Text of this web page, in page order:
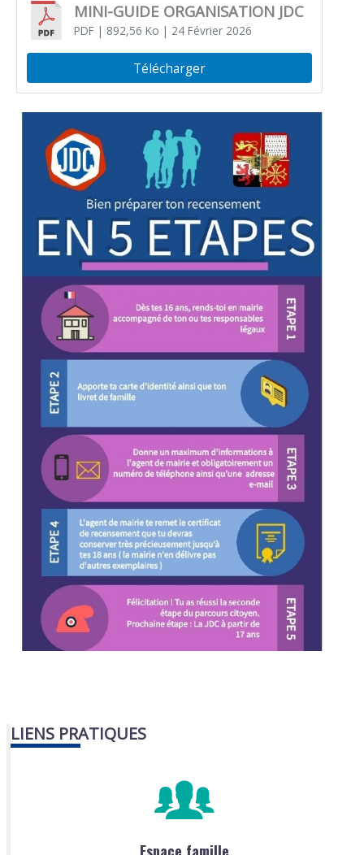
MINI-GUIDE ORGANISATION JDC
PDF| 892,56 Ko | 24 Février 2026
Télécharger
LIENS PRATIQUES
Espace famille